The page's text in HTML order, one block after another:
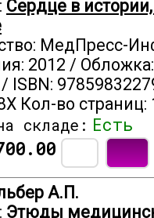
Сердце в
МедПресс-
2012 /
ISBN:
Кол-во страниц:
складе: Есть
А.П.
Этюды